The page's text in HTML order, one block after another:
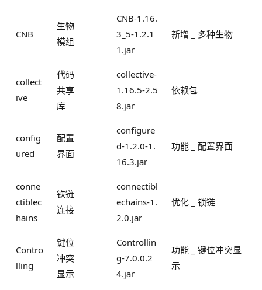
CNB
生物
模组
CNB-1.16.
3_5-1.2.1
1.jar
新增 _ 多种生物
collect
ive
代码
共享
库
collective-
1.16.5-2.5
8.jar
依赖包
config
ured
配置
界面
configure
d-1.2.0-1.
16.3.jar
功能 _ 配置界面
conne
ctiblec
hains
铁链
连接
connectibl
echains-1.
2.0.jar
优化 _ 锁链
Contro
lling
键位
冲突
显示
Controllin
g-7.0.0.2
4.jar
功能 _ 键位冲突显
示